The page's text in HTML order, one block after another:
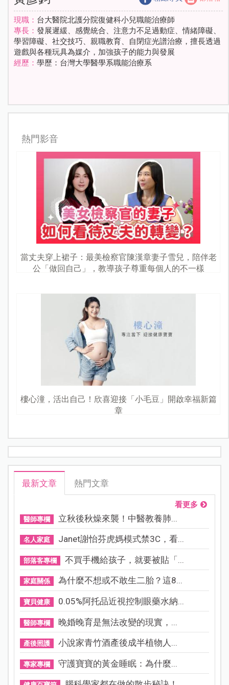
現職： 台大醫院北護分院復健科小兒職能治療師
專長： 發展遲緩、感覺統合、注意力不足過動症、情緒障礙、
學習障礙、社交技巧、親職教育、自閉症光譜治療，擅長透過
遊戲與各種玩具為媒介，加強孩子的能力與發展
經歷： 學歷：台灣大學醫學系職能治療系
熱門影音
當丈夫穿上裙子：最美檢察官陳漢章妻子雪兒，陪伴老
公「做回自己」，教導孩子尊重每個人的不一樣
樓心潼，活出自己！欣喜迎接「小毛豆」開啟幸福新篇
章
最新文章 熱門文章
看更多
醫師專欄 立秋後秋燥來襲！中醫教養肺...
名人家庭 Janet謝怡芬虎媽模式禁3C，看...
部落客專欄 不買手機給孩子，就要被貼「...
家庭關係 為什麼不想或不敢生二胎？這8...
寶貝健康 0.05%阿托品近視控制眼藥水納...
醫師專欄 晚婚晚育是無法改變的現實，...
產後照護 小說家青竹酒產後成半植物人...
專家專欄 守護寶寶的黃金睡眠：為什麼...